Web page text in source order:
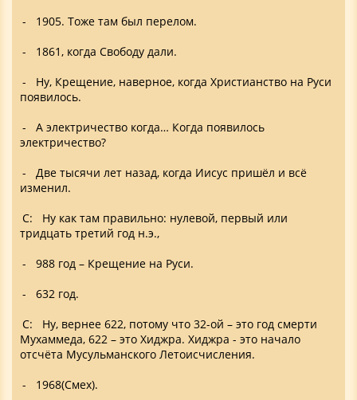
- 1905. Тоже там был перелом.
- 1861, когда Свободу дали.
- Ну, Крещение, наверное, когда Христианство на Руси
появилось.
- А электричество когда… Когда появилось
электричество?
- Две тысячи лет назад, когда Иисус пришёл и всё
изменил.
С: Ну как там правильно: нулевой, первый или
тридцать третий год н.э.,
- 988 год – Крещение на Руси.
- 632 год.
С: Ну, вернее 622, потому что 32-ой – это год смерти
Мухаммеда, 622 – это Хиджра. Хиджра - это начало
отсчёта Мусульманского Летоисчисления.
- 1968(Смех).